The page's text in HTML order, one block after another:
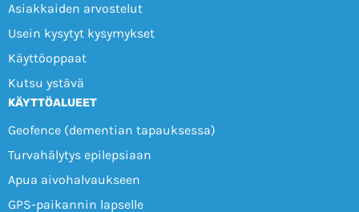
Asiakkaiden arvostelut
Usein kysytyt kysymykset
Käyttöoppaat
Kutsu ystävä
KÄYTTÖALUEET
Geofence (dementian tapauksessa)
Turvahälytys epilepsiaan
Apua aivohalvaukseen
GPS-paikannin lapselle